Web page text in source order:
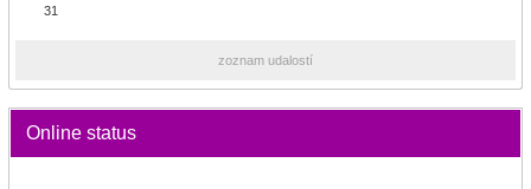
31
zoznam udalostí
Online status